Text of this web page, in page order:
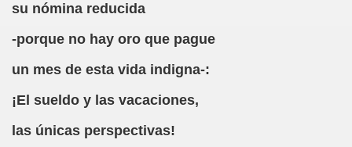
su nómina reducida
-porque no hay oro que pague
un mes de esta vida indigna-:
¡El sueldo y las vacaciones,
las únicas perspectivas!